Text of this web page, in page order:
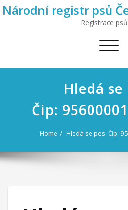
Národní registr psů
Registrace psů
Toggle
Hledá se
Čip:
Home Hledá se pes. Čip: